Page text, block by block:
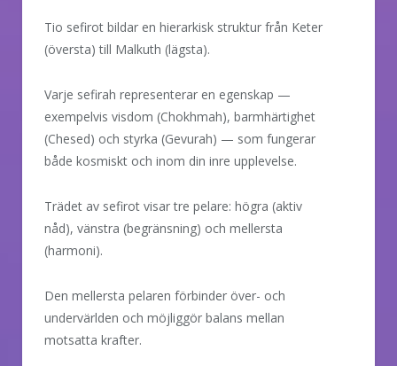
Tio sefirot bildar en hierarkisk struktur från Keter
(översta) till Malkuth (lägsta).
Varje sefirah representerar en egenskap —
exempelvis visdom (Chokhmah), barmhärtighet
(Chesed) och styrka (Gevurah) — som fungerar
både kosmiskt och inom din inre upplevelse.
Trädet av sefirot visar tre pelare: högra (aktiv
nåd), vänstra (begränsning) och mellersta
(harmoni).
Den mellersta pelaren förbinder över- och
undervärlden och möjliggör balans mellan
motsatta krafter.